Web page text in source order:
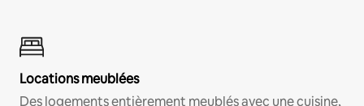
Locations meublées
Des logements entièrement meublés avec une cuisine,